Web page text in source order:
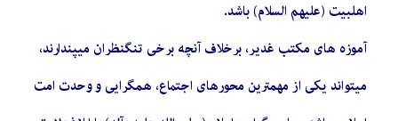
اهلبیت (علیهم السلام) باشد.
آموزه های مکتب غدیر، برخلاف آنچه برخی تنگنظران میپندارند،
میتواند یکی از مهمترین محورهای اجتماع، همگرایی و وحدت امت